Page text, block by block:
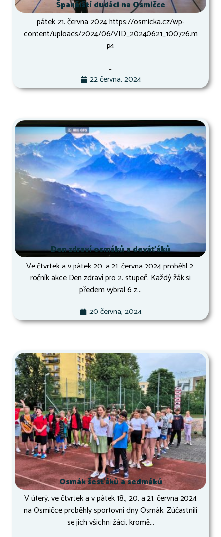
Španělští dudáci na Osmičce
pátek 21. června 2024 https://osmicka.cz/wp-
content/uploads/2024/06/VID_20240621_100726.m
p4
...
22 června, 2024
Den zdraví osmáků a deváťáků
Ve čtvrtek a v pátek 20. a 21. června 2024 proběhl 2.
ročník akce Den zdraví pro 2. stupeň. Každý žák si
předem vybral 6 z...
20 června, 2024
Osmák šesťáků a sedmáků
V úterý, ve čtvrtek a v pátek 18., 20. a 21. června 2024
na Osmičce proběhly sportovní dny Osmák. Zúčastnili
se jich všichni žáci, kromě...